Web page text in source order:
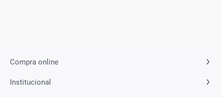
Compra online
Institucional